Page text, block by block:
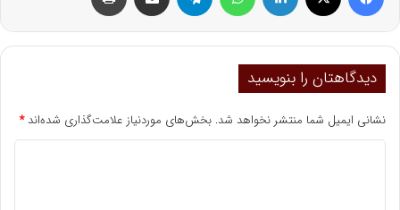
دیدگاهتان را بنویسید
نشانی ایمیل شما منتشر نخواهد شد. بخش‌های موردنیاز علامت‌گذاری شده‌اند*